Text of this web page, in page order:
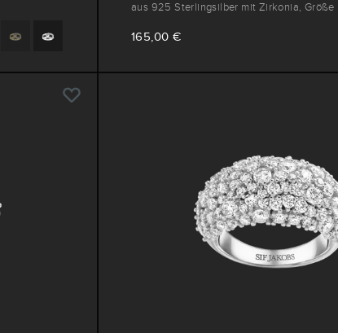
aus 925 Sterlingsilber mit Zirkonia, Größe
165,00 €